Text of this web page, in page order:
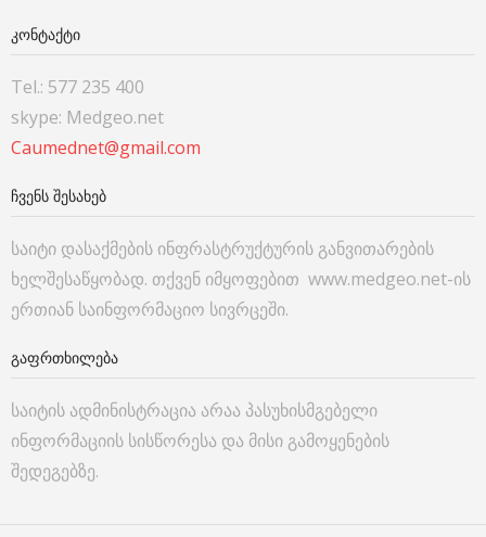
ᲙᲝᲜᲢᲐᲥᲢᲘ
Tel.: 577 235 400
skype: Medgeo.net
Caumednet@gmail.com
ᲩᲕᲔᲜᲡ ᲨᲔᲡᲐᲮᲔᲑ
საიტი დასაქმების ინფრასტრუქტურის განვითარების
ხელშესაწყობად. თქვენ იმყოფებით www.medgeo.net-ის
ერთიან საინფორმაციო სივრცეში.
ᲒᲐᲤᲠᲗᲮᲘᲚᲔᲑᲐ
საიტის ადმინისტრაცია არაა პასუხისმგებელი
ინფორმაციის სისწორესა და მისი გამოყენების
შედეგებზე.